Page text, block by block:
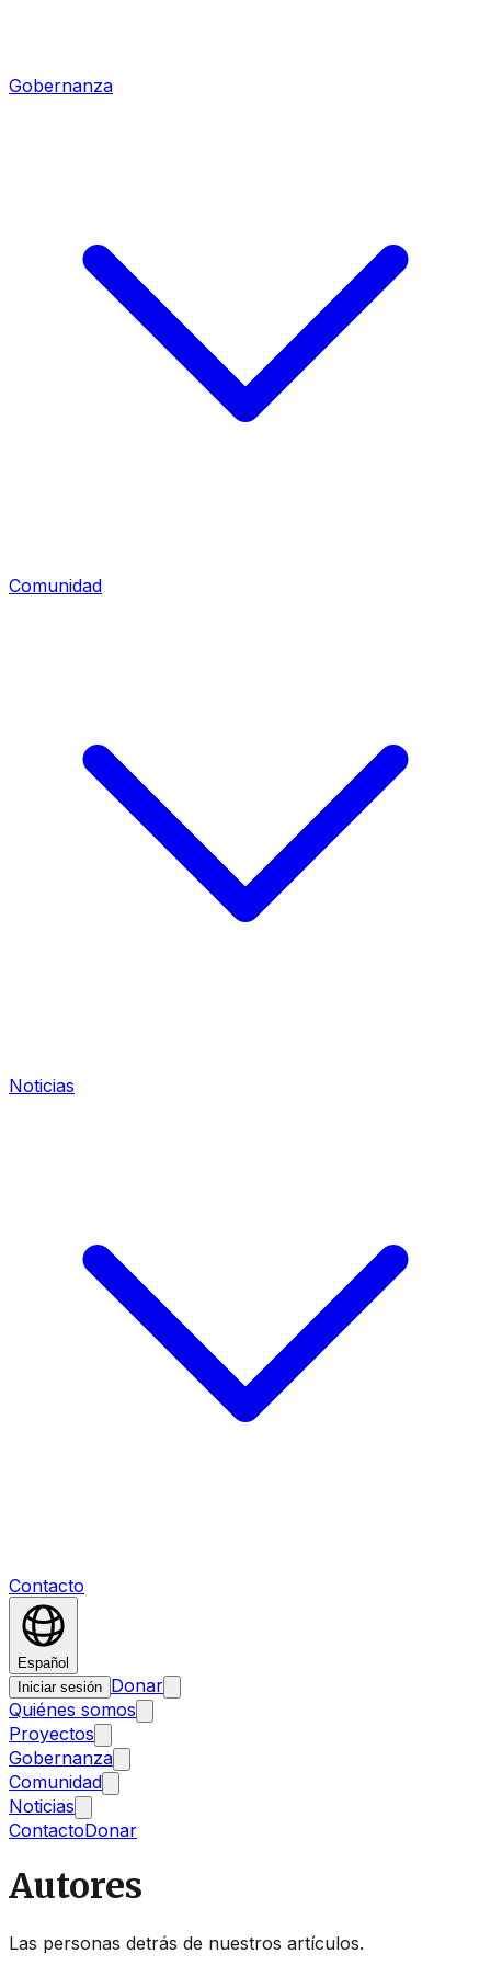
Gobernanza
Comunidad
Noticias
Contacto
Español
Iniciar sesión Donar
Quiénes somos
Proyectos
Gobernanza
Comunidad
Noticias
ContactoDonar
Autores
Las personas detrás de nuestros artículos.